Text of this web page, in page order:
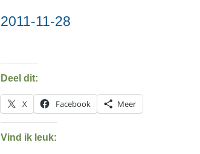
2011-11-28
Deel dit:
X Facebook Meer
Vind ik leuk: